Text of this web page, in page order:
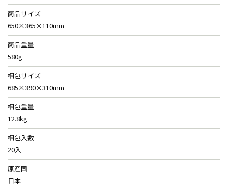
商品サイズ
650×365×110mm
商品重量
580g
梱包サイズ
685×390×310mm
梱包重量
12.8kg
梱包入数
20入
原産国
日本